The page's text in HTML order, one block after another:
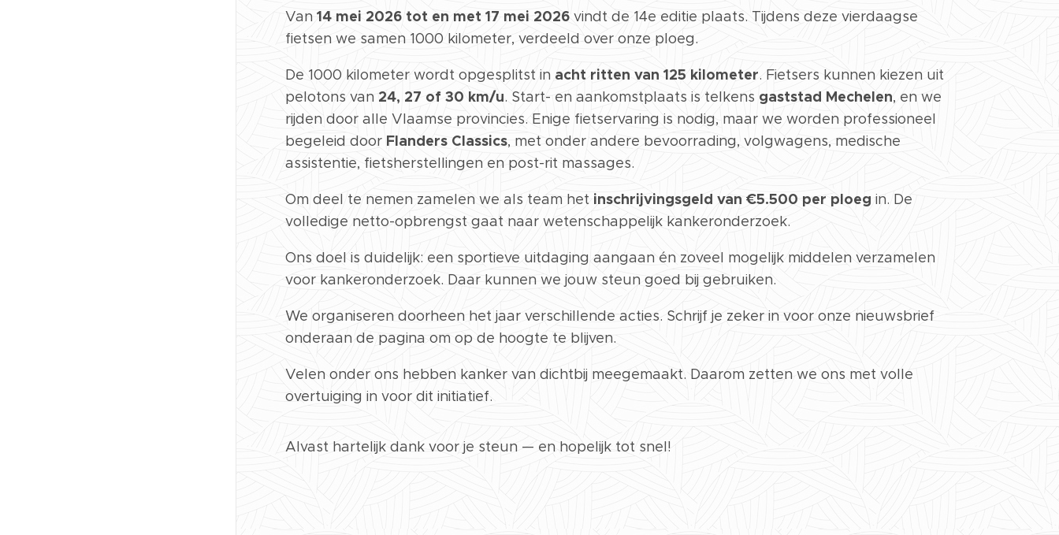
Van 14 mei 2026 tot en met 17 mei 2026 vindt de 14e editie plaats. Tijdens deze vierdaagse
fietsen we samen 1000 kilometer, verdeeld over onze ploeg.
De 1000 kilometer wordt opgesplitst in acht ritten van 125 kilometer. Fietsers kunnen kiezen uit
pelotons van 24, 27 of 30 km/u. Start- en aankomstplaats is telkens gaststad Mechelen, en we
rijden door alle Vlaamse provincies. Enige fietservaring is nodig, maar we worden professioneel
begeleid door Flanders Classics, met onder andere bevoorrading, volgwagens, medische
assistentie, fietsherstellingen en post-rit massages.
Om deel te nemen zamelen we als team het inschrijvingsgeld van €5.500 per ploeg in. De
volledige netto-opbrengst gaat naar wetenschappelijk kankeronderzoek.
Ons doel is duidelijk: een sportieve uitdaging aangaan én zoveel mogelijk middelen verzamelen
voor kankeronderzoek. Daar kunnen we jouw steun goed bij gebruiken.
We organiseren doorheen het jaar verschillende acties. Schrijf je zeker in voor onze nieuwsbrief
onderaan de pagina om op de hoogte te blijven.
Velen onder ons hebben kanker van dichtbij meegemaakt. Daarom zetten we ons met volle
overtuiging in voor dit initiatief.
Alvast hartelijk dank voor je steun — en hopelijk tot snel!